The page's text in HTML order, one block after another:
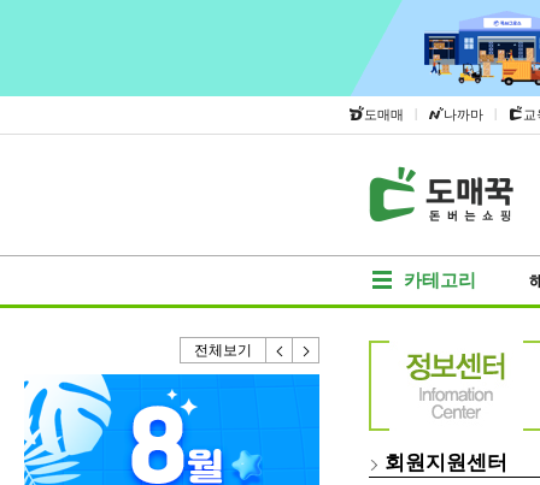
도매매 | 나까마 | 교
카테고리
전체보기
회원지원센터